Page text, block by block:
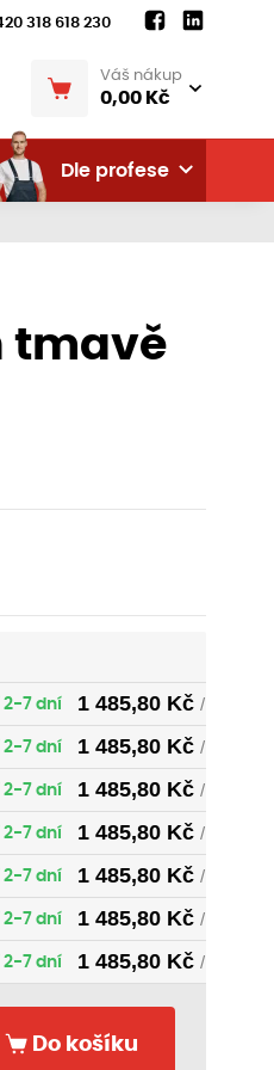
318 618 230
Váš nákup
0,00 Kč
Dle profese
tmavě
7 dní 1 485,80 Kč / ks
7 dní 1 485,80 Kč / ks
7 dní 1 485,80 Kč / ks
7 dní 1 485,80 Kč / ks
7 dní 1 485,80 Kč / ks
7 dní 1 485,80 Kč / ks
7 dní 1 485,80 Kč / ks
7 dní 1 485,80Kč
7 dní 1 485,80
Do košíku